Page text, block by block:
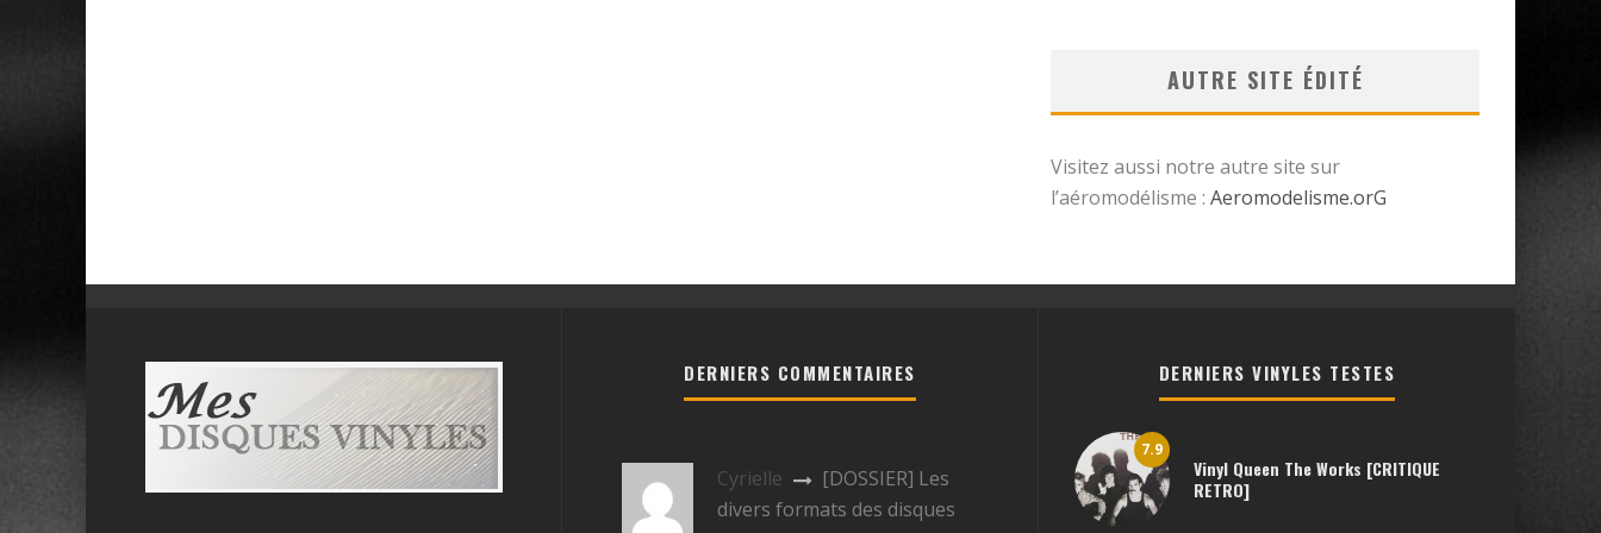
AUTRE SITE ÉDITÉ
Visitez aussi notre autre site sur
l’aéromodélisme : Aeromodelisme.orG
DERNIERS COMMENTAIRES
Cyrielle
[DOSSIER] Les
divers formats des disques
DERNIERS VINYLES TESTES
7.9
Vinyl Queen The Works [CRITIQUE
RETRO]